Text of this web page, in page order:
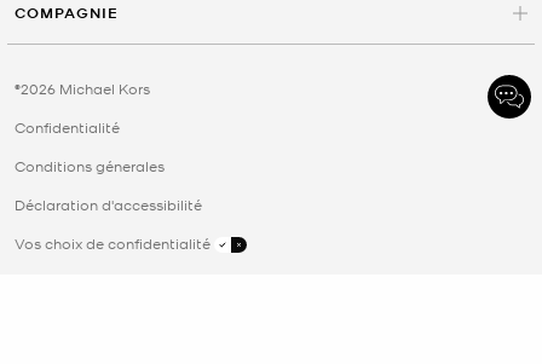
COMPAGNIE
©2026 Michael Kors
Confidentialité
Conditions génerales
Déclaration d'accessibilité
Vos choix de confidentialité